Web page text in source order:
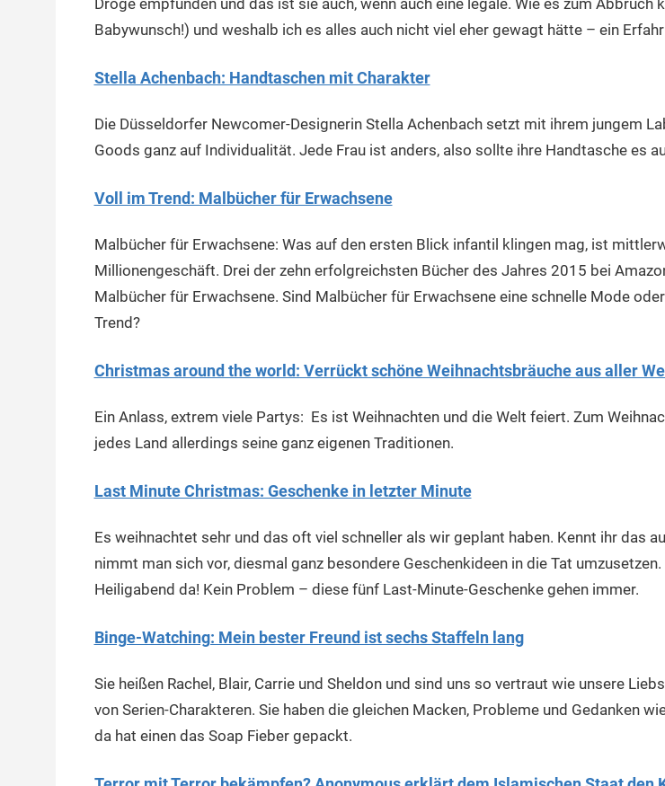
Droge empfunden und das ist sie auch, wenn auch eine legale. Wie es zum Abbruch
Babywunsch!) und weshalb ich es alles auch nicht viel eher gewagt hätte – ein
Stella Achenbach: Handtaschen mit Charakter
Die Düsseldorfer Newcomer-Designerin Stella Achenbach setzt mit ihrem jungem
Goods ganz auf Individualität. Jede Frau ist anders, also sollte ihre Handtasche es
Voll im Trend: Malbücher für Erwachsene
Malbücher für Erwachsene: Was auf den ersten Blick infantil klingen mag, ist
Millionengeschäft. Drei der zehn erfolgreichsten Bücher des Jahres 2015 bei
Malbücher für Erwachsene. Sind Malbücher für Erwachsene eine schnelle Mode
Trend?
Christmas around the world: Verrückt schöne Weihnachtsbräuche aus aller
Ein Anlass, extrem viele Partys: Es ist Weihnachten und die Welt feiert. Zum
jedes Land allerdings seine ganz eigenen Traditionen.
Last Minute Christmas: Geschenke in letzter Minute
Es weihnachtet sehr und das oft viel schneller als wir geplant haben. Kennt ihr das
nimmt man sich vor, diesmal ganz besondere Geschenkideen in die Tat
Heiligabend da! Kein Problem – diese fünf Last-Minute-Geschenke gehen immer.
Binge-Watching: Mein bester Freund ist sechs Staffeln lang
Sie heißen Rachel, Blair, Carrie und Sheldon und sind uns so vertraut wie unsere
von Serien-Charakteren. Sie haben die gleichen Macken, Probleme und Gedanken
da hat einen das Soap Fieber gepackt.